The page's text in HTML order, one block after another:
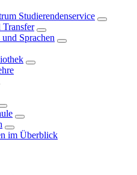
Studierendenservice
Sprachen
im Überblick